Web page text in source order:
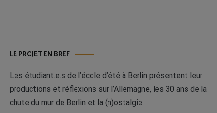
LE PROJET EN BREF
Les étudiant.e.s de l’école d’été à Berlin présentent leur
productions et réflexions sur l’Allemagne, les 30 ans de la
chute du mur de Berlin et la (n)ostalgie.